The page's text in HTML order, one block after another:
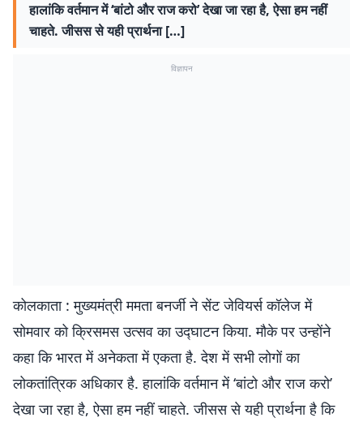
हालांकि वर्तमान में ‘बांटो और राज करो’ देखा जा रहा है, ऐसा हम नहीं
चाहते. जीसस से यही प्रार्थना […]
विज्ञापन
कोलकाता : मुख्यमंत्री ममता बनर्जी ने सेंट जेवियर्स कॉलेज में
सोमवार को क्रिसमस उत्सव का उद्घाटन किया. मौके पर उन्होंने
कहा कि भारत में अनेकता में एकता है. देश में सभी लोगों का
लोकतांत्रिक अधिकार है. हालांकि वर्तमान में ‘बांटो और राज करो’
देखा जा रहा है, ऐसा हम नहीं चाहते. जीसस से यही प्रार्थना है कि